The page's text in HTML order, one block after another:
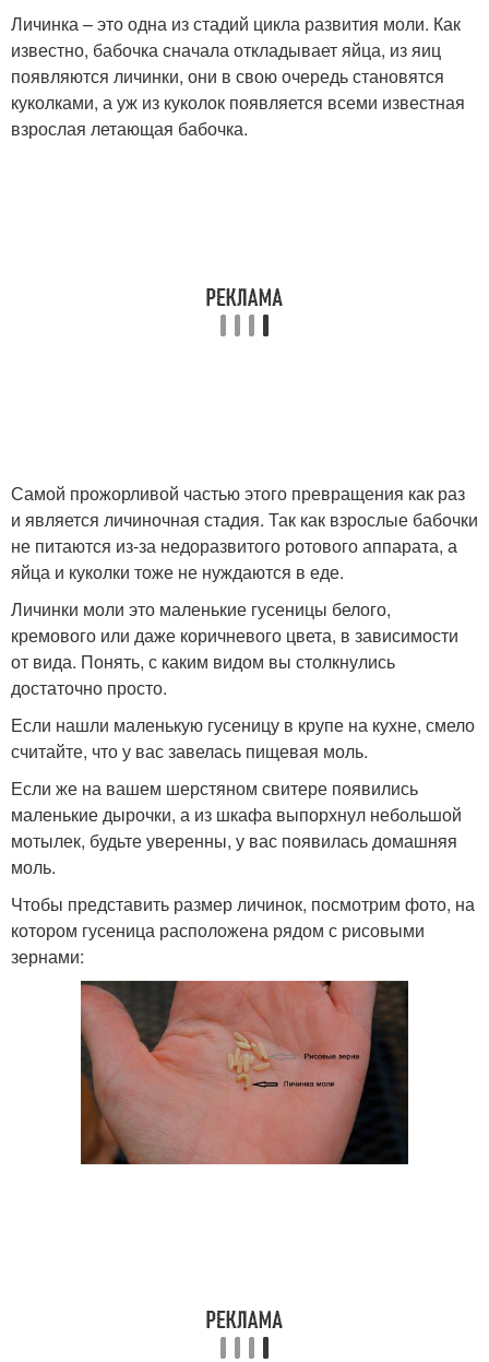
Личинка – это одна из стадий цикла развития моли. Как
известно, бабочка сначала откладывает яйца, из яиц
появляются личинки, они в свою очередь становятся
куколками, а уж из куколок появляется всеми известная
взрослая летающая бабочка.
Самой прожорливой частью этого превращения как раз
и является личиночная стадия. Так как взрослые бабочки
не питаются из-за недоразвитого ротового аппарата, а
яйца и куколки тоже не нуждаются в еде.
Личинки моли это маленькие гусеницы белого,
кремового или даже коричневого цвета, в зависимости
от вида. Понять, с каким видом вы столкнулись
достаточно просто.
Если нашли маленькую гусеницу в крупе на кухне, смело
считайте, что у вас завелась пищевая моль.
Если же на вашем шерстяном свитере появились
маленькие дырочки, а из шкафа выпорхнул небольшой
мотылек, будьте уверенны, у вас появилась домашняя
моль.
Чтобы представить размер личинок, посмотрим фото, на
котором гусеница расположена рядом с рисовыми
зернами: